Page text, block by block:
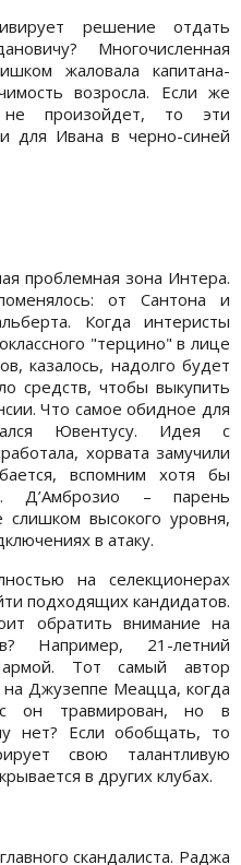
решение отдать
Многочисленная
жаловала капитана-
возросла. Если же
не произойдет, то эти
для Ивана в черно-синей
проблемная зона Интера.
от Сантона и
Когда интеристы
"терцино" в лице
казалось, надолго будет
средств, чтобы выкупить
Что самое обидное для
Ювентусу. Идея с
хорвата замучили
вспомним хотя бы
– парень
высокого уровня,
в атаку.
на селекционерах
подходящих кандидатов.
обратить внимание на
Например, 21-летний
Тот самый автор
Джузеппе Меацца, когда
он травмирован, но в
нет? Если обобщать, то
свою талантливую
в других клубах.
скандалиста. Раджа